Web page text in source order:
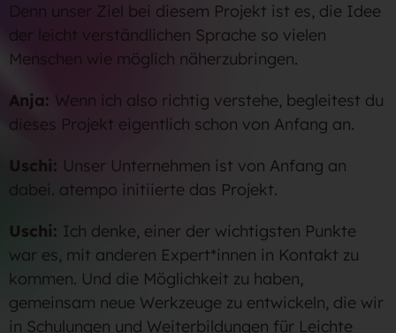
Denn unser Ziel bei diesem Projekt ist es, die Idee
der leicht verständlichen Sprache so vielen
Menschen wie möglich näherzubringen.
Anja: Wenn ich also richtig verstehe, begleitest du
dieses Projekt eigentlich schon von Anfang an.
Uschi: Unser Unternehmen ist von Anfang an
dabei. atempo initiierte das Projekt.
Uschi: Ich denke, einer der wichtigsten Punkte
war es, mit anderen Expert*innen in Kontakt zu
kommen. Und die Möglichkeit zu haben,
gemeinsam neue Werkzeuge zu entwickeln, die wir
in Schulungen und Weiterbildungen für Leichte